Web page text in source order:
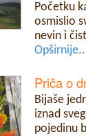
Početku
osmislio
nevin i
Priča o
Bijaše
iznad
pojedinu